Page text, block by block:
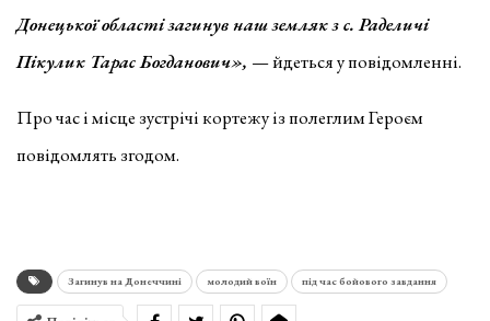
Донецької області загинув наш земляк з с. Раделичі
Пікулик Тарас Богданович», — йдеться у повідомленні.
Про час і місце зустрічі кортежу із полеглим Героєм
повідомлять згодом.
Загинув на Донеччині молодий воїн під час бойового завдання